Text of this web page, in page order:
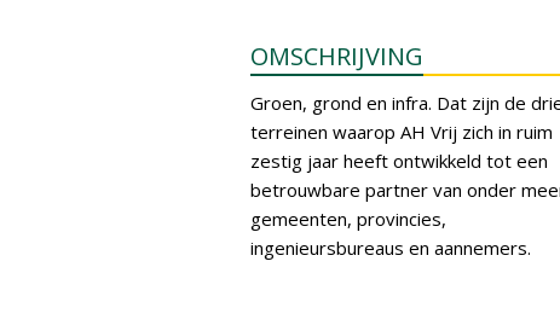
OMSCHRIJVING
Groen, grond en infra. Dat zijn de
terreinen waarop AH Vrij zich in ruim
zestig jaar heeft ontwikkeld tot een
betrouwbare partner van onder
gemeenten, provincies,
ingenieursbureaus en aannemers.